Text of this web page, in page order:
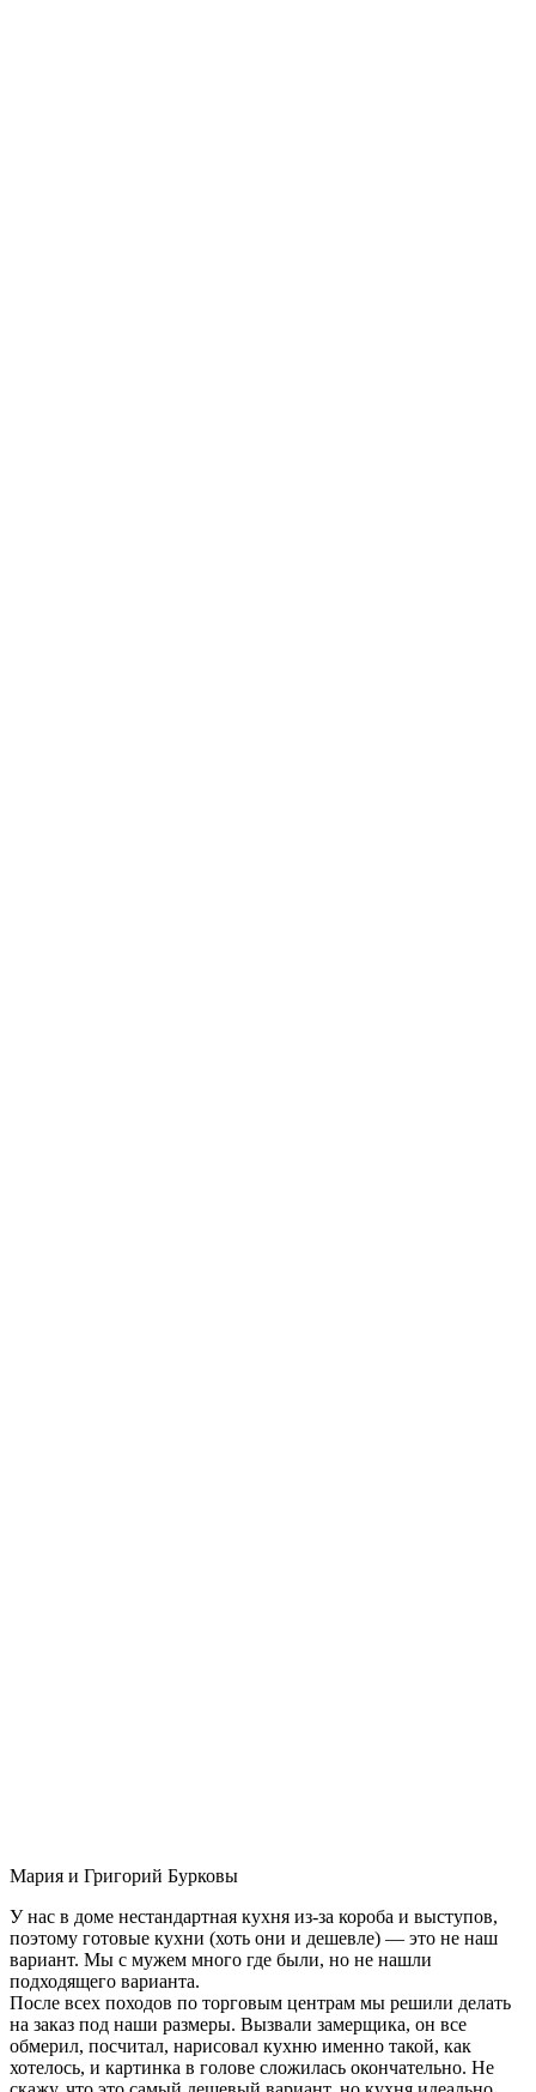
Мария и Григорий Бурковы
У нас в доме нестандартная кухня из-за короба и выступов,
поэтому готовые кухни (хоть они и дешевле) — это не наш
вариант. Мы с мужем много где были, но не нашли
подходящего варианта.
После всех походов по торговым центрам мы решили делать
на заказ под наши размеры. Вызвали замерщика, он все
обмерил, посчитал, нарисовал кухню именно такой, как
хотелось, и картинка в голове сложилась окончательно. Не